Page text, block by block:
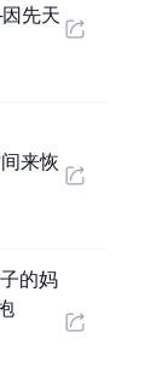
先天
来恢
的妈